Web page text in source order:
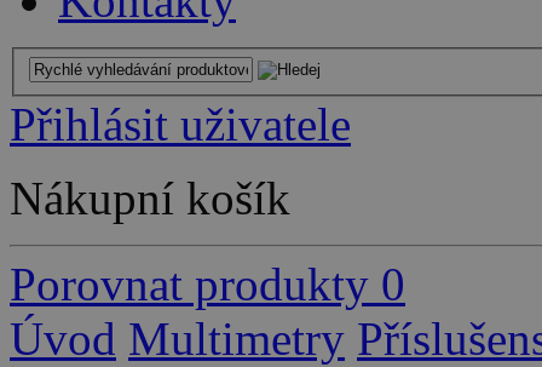
Přihlásit uživatele
Nákupní košík
Porovnat produkty 0
Úvod Multimetry